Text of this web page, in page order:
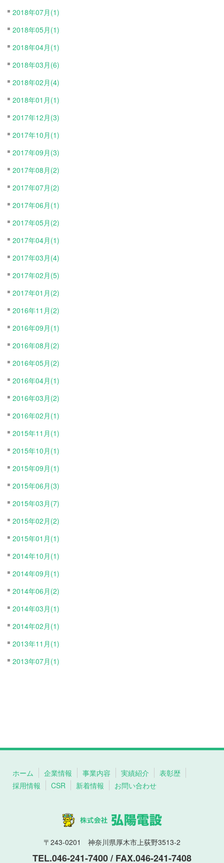
2018年07月(1)
2018年05月(1)
2018年04月(1)
2018年03月(6)
2018年02月(4)
2018年01月(1)
2017年12月(3)
2017年10月(1)
2017年09月(3)
2017年08月(2)
2017年07月(2)
2017年06月(1)
2017年05月(2)
2017年04月(1)
2017年03月(4)
2017年02月(5)
2017年01月(2)
2016年11月(2)
2016年09月(1)
2016年08月(2)
2016年05月(2)
2016年04月(1)
2016年03月(2)
2016年02月(1)
2015年11月(1)
2015年10月(1)
2015年09月(1)
2015年06月(3)
2015年03月(7)
2015年02月(2)
2015年01月(1)
2014年10月(1)
2014年09月(1)
2014年06月(2)
2014年03月(1)
2014年02月(1)
2013年11月(1)
2013年07月(1)
ホーム 企業情報 事業内容 実績紹介
表彰歴
採用情報
CSR 新着情報 お問い合わせ
〒243-0201 神奈川県厚木市上荻野3513-2
TEL.046-241-7400 / FAX.046-241-7408